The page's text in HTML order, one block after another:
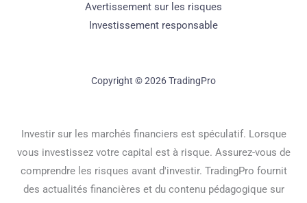
Avertissement sur les risques
Investissement responsable
Copyright © 2026 TradingPro
Investir sur les marchés financiers est spéculatif. Lorsque
vous investissez votre capital est à risque. Assurez-vous de
comprendre les risques avant d'investir. TradingPro fournit
des actualités financières et du contenu pédagogique sur